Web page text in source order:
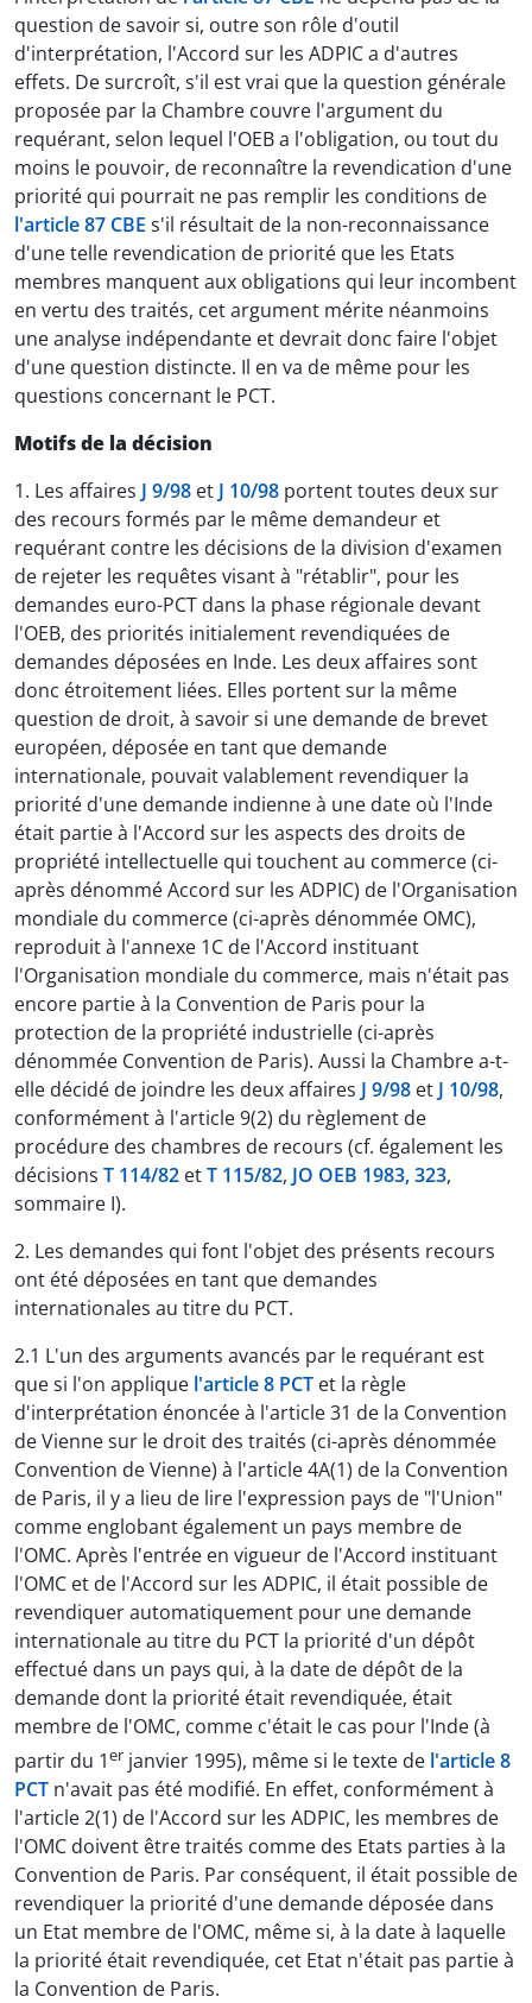
question de savoir si, outre son rôle d'outil
d'interprétation, l'Accord sur les ADPIC a d'autres
effets. De surcroît, s'il est vrai que la question générale
proposée par la Chambre couvre l'argument du
requérant, selon lequel l'OEB a l'obligation, ou tout du
moins le pouvoir, de reconnaître la revendication d'une
priorité qui pourrait ne pas remplir les conditions de
l'article 87 CBE s'il résultait de la non-reconnaissance
d'une telle revendication de priorité que les Etats
membres manquent aux obligations qui leur incombent
en vertu des traités, cet argument mérite néanmoins
une analyse indépendante et devrait donc faire l'objet
d'une question distincte. Il en va de même pour les
questions concernant le PCT.
Motifs de la décision
1. Les affaires J 9/98 et J 10/98 portent toutes deux sur
des recours formés par le même demandeur et
requérant contre les décisions de la division d'examen
de rejeter les requêtes visant à "rétablir", pour les
demandes euro-PCT dans la phase régionale devant
l'OEB, des priorités initialement revendiquées de
demandes déposées en Inde. Les deux affaires sont
donc étroitement liées. Elles portent sur la même
question de droit, à savoir si une demande de brevet
européen, déposée en tant que demande
internationale, pouvait valablement revendiquer la
priorité d'une demande indienne à une date où l'Inde
était partie à l'Accord sur les aspects des droits de
propriété intellectuelle qui touchent au commerce (ci-
après dénommé Accord sur les ADPIC) de l'Organisation
mondiale du commerce (ci-après dénommée OMC),
reproduit à l'annexe 1C de l'Accord instituant
l'Organisation mondiale du commerce, mais n'était pas
encore partie à la Convention de Paris pour la
protection de la propriété industrielle (ci-après
dénommée Convention de Paris). Aussi la Chambre a-t-
elle décidé de joindre les deux affaires J 9/98 et J 10/98,
conformément à l'article 9(2) du règlement de
procédure des chambres de recours (cf. également les
décisions T 114/82 etT 115/82, JO OEB 1983, 323,
sommaire I).
2. Les demandes qui font l'objet des présents recours
ont été déposées en tant que demandes
internationales au titre du PCT.
2.1 L'un des arguments avancés par le requérant est
que si l'on applique l'article 8 PCT et la règle
d'interprétation énoncée à l'article 31 de la Convention
de Vienne sur le droit des traités (ci-après dénommée
Convention de Vienne) à l'article 4A(1) de la Convention
de Paris, il y a lieu de lire l'expression pays de "l'Union"
comme englobant également un pays membre de
l'OMC. Après l'entrée en vigueur de l'Accord instituant
l'OMC et de l'Accord sur les ADPIC, il était possible de
revendiquer automatiquement pour une demande
internationale au titre du PCT la priorité d'un dépôt
effectué dans un pays qui, à la date de dépôt de la
demande dont la priorité était revendiquée, était
membre de l'OMC, comme c'était le cas pour l'Inde (à
partir du 1er janvier 1995), même si le texte de l'article 8
PCT n'avait pas été modifié. En effet, conformément à
l'article 2(1) de l'Accord sur les ADPIC, les membres de
l'OMC doivent être traités comme des Etats parties à la
Convention de Paris. Par conséquent, il était possible de
revendiquer la priorité d'une demande déposée dans
un Etat membre de l'OMC, même si, à la date à laquelle
la priorité était revendiquée, cet Etat n'était pas partie à
la Convention de Paris.